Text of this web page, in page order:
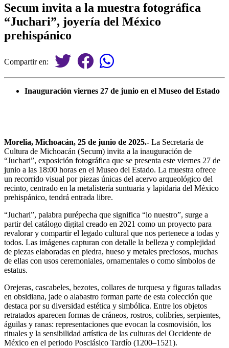
Secum invita a la muestra fotográfica
“Juchari”, joyería del México
prehispánico
Compartir en:
Inauguración viernes 27 de junio en el Museo del Estado
Morelia, Michoacán, 25 de junio de 2025.- La Secretaría de
Cultura de Michoacán (Secum) invita a la inauguración de
“Juchari”, exposición fotográfica que se presenta este viernes 27 de
junio a las 18:00 horas en el Museo del Estado. La muestra ofrece
un recorrido visual por piezas únicas del acervo arqueológico del
recinto, centrado en la metalistería suntuaria y lapidaria del México
prehispánico, tendrá entrada libre.
“Juchari”, palabra purépecha que significa “lo nuestro”, surge a
partir del catálogo digital creado en 2021 como un proyecto para
revalorar y compartir el legado cultural que nos pertenece a todas y
todos. Las imágenes capturan con detalle la belleza y complejidad
de piezas elaboradas en piedra, hueso y metales preciosos, muchas
de ellas con usos ceremoniales, ornamentales o como símbolos de
estatus.
Orejeras, cascabeles, bezotes, collares de turquesa y figuras talladas
en obsidiana, jade o alabastro forman parte de esta colección que
destaca por su diversidad estética y simbólica. Entre los objetos
retratados aparecen formas de cráneos, rostros, colibríes, serpientes,
águilas y ranas: representaciones que evocan la cosmovisión, los
rituales y la sensibilidad artística de las culturas del Occidente de
México en el periodo Posclásico Tardío (1200–1521).